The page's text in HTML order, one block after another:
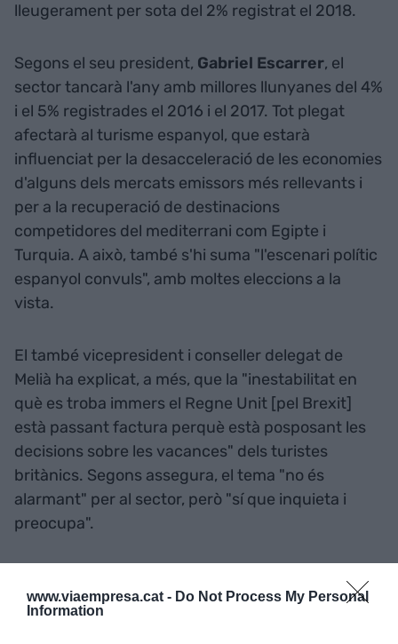
www.viaempresa.cat - Do Not Process My Personal
Information
lleugerament per sota del 2% registrat el 2018.
Segons el seu president, Gabriel Escarrer, el
sector tancarà l'any amb millores llunyanes del 4%
i el 5% registrades el 2016 i el 2017. Tot plegat
afectarà al turisme espanyol, que estarà
influenciat per la desacceleració de les economies
d'alguns dels mercats emissors més rellevants i
per a la recuperació de destinacions
competidores del mediterrani com Egipte i
Turquia. A això, també s'hi suma "l'escenari polític
espanyol convuls", amb moltes eleccions a la
vista.
El també vicepresident i conseller delegat de
Melià ha explicat, a més, que la "inestabilitat en
què es troba immers el Regne Unit [pel Brexit]
està passant factura perquè està posposant les
decisions sobre les vacances" dels turistes
britànics. Segons assegura, el tema "no és
alarmant" per al sector, però "sí que inquieta i
preocupa".
Afegir VIA Empresa com a font preferida de
Google de forma gratuïta
Estigues informat amb les últimes notícies d'actualitat